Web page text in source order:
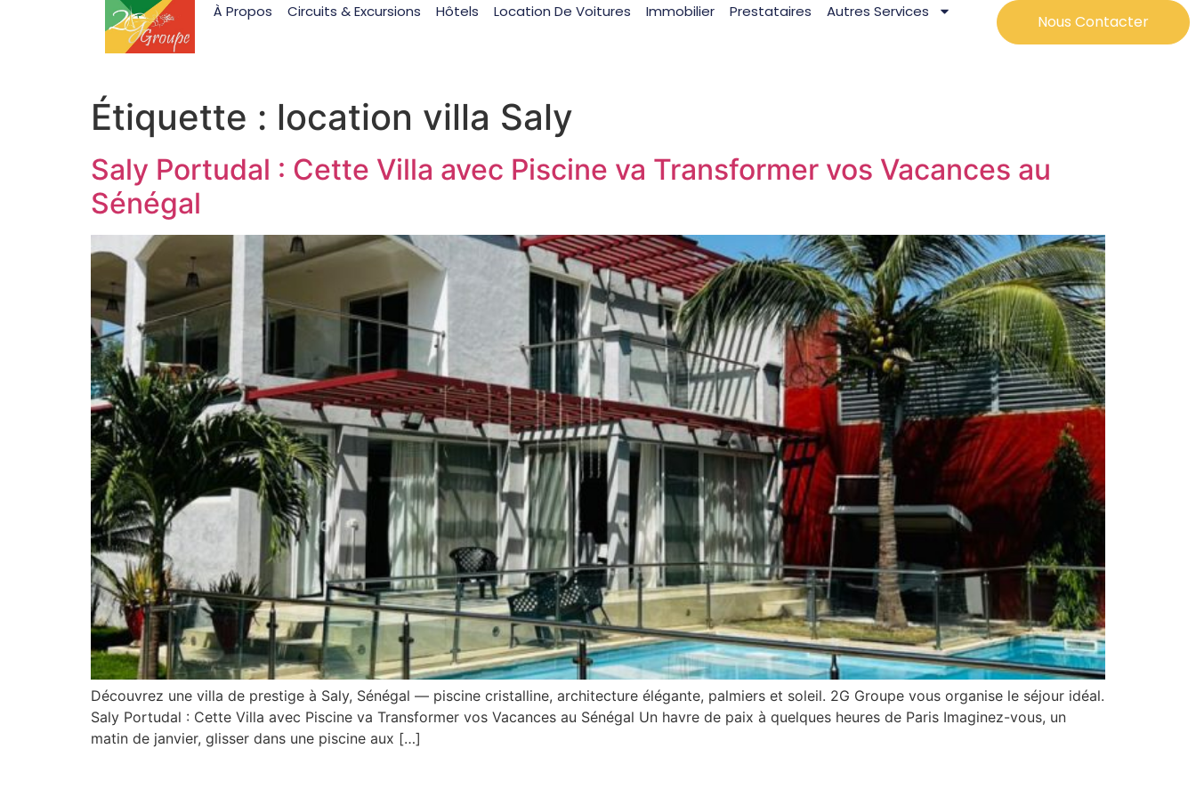
À Propos Circuits & Excursions Hôtels Location De Voitures Immobilier Prestataires Autres Services
Nous Contacter
Étiquette : location villa Saly
Saly Portudal : Cette Villa avec Piscine va Transformer vos Vacances au
Sénégal
Découvrez une villa de prestige à Saly, Sénégal — piscine cristalline, architecture élégante, palmiers et soleil. 2G Groupe vous organise le séjour idéal.
Saly Portudal : Cette Villa avec Piscine va Transformer vos Vacances au Sénégal Un havre de paix à quelques heures de Paris Imaginez-vous, un
matin de janvier, glisser dans une piscine aux […]